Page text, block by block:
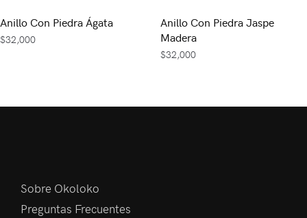
Anillo Con Piedra Ágata
$32,000
Anillo Con Piedra Jaspe
Madera
$32,000
Sobre Okoloko
Preguntas Frecuentes